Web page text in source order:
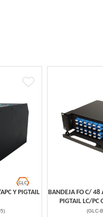
Y PIGTAIL
)
BANDEJA FO C/ 48
PIGTAIL LC/PC
(GLC-